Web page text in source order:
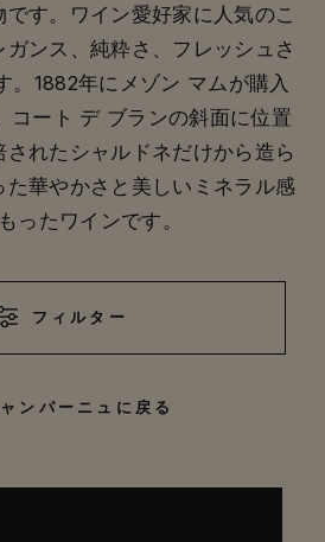
です。ワイン愛好家に人気のこ
ンス、純粋さ、フレッシュさ
。1882年にメゾン マムが購入
コート デ ブランの斜面に位置
れたシャルドネだけから造ら
た華やかさと美しいミネラル感
ったワインです。
フィルター
ンパーニュに戻る